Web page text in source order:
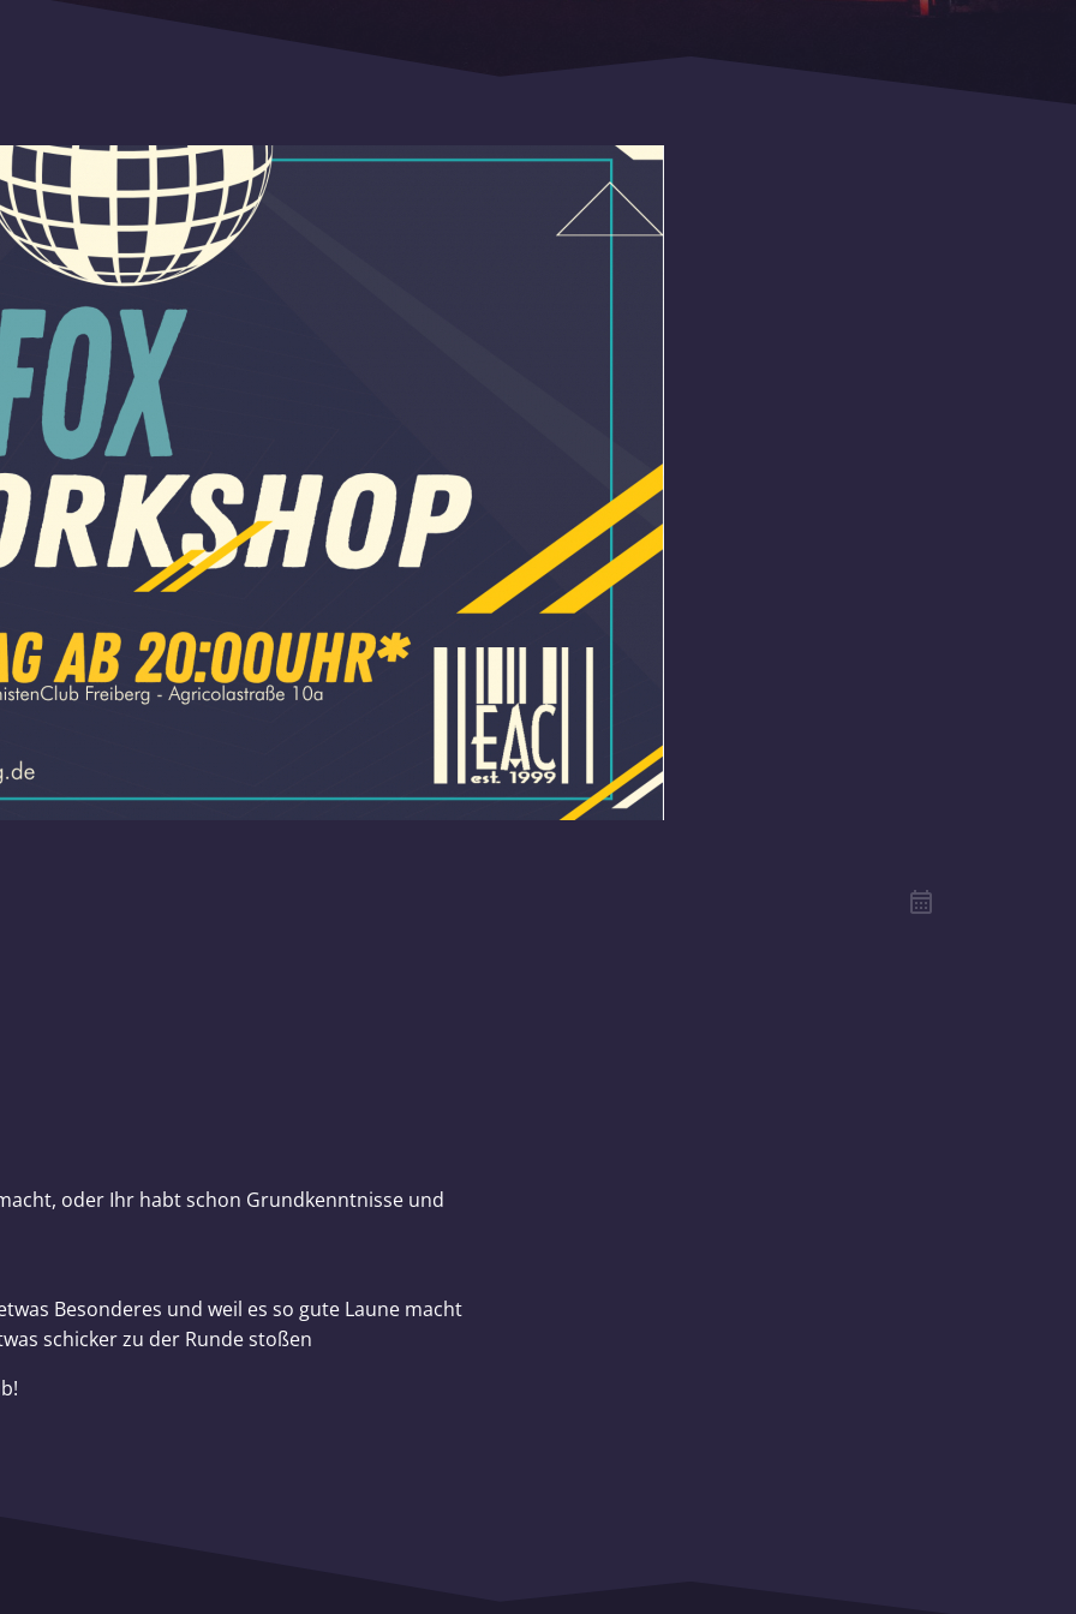
oder Ihr habt schon Grundkenntnisse und
Besonderes und weil es so gute Laune macht
schicker zu der Runde stoßen